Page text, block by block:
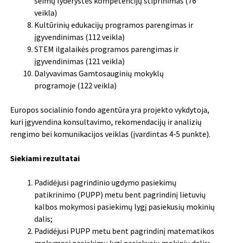
veikla)
Kultūrinių edukacijų programos parengimas ir
įgyvendinimas (112 veikla)
STEM ilgalaikės programos parengimas ir
įgyvendinimas (121 veikla)
Dalyvavimas Gamtosauginių mokyklų
programoje (122 veikla)
Europos socialinio fondo agentūra yra projekto vykdytoja,
kuri įgyvendina konsultavimo, rekomendacijų ir analizių
rengimo bei komunikacijos veiklas (įvardintas 4-5 punkte).
Siekiami rezultatai
Padidėjusi pagrindinio ugdymo pasiekimų
patikrinimo (PUPP) metu bent pagrindinį lietuvių
kalbos mokymosi pasiekimų lygį pasiekusių mokinių
dalis;
Padidėjusi PUPP metu bent pagrindinį matematikos